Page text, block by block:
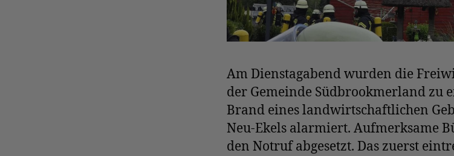
Am Dienstagabend wurden die
der Gemeinde Südbrookmerland zu
Brand eines landwirtschaftlichen
Neu-Ekels alarmiert. Aufmerksame
den Notruf abgesetzt. Das zuerst